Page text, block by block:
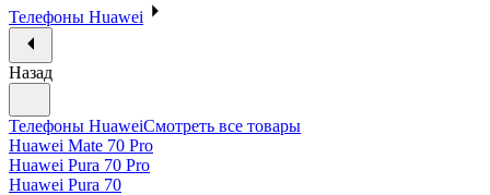
Телефоны Huawei
Назад
Телефоны HuaweiСмотреть все товары
Huawei Mate 70 Pro
Huawei Pura 70 Pro
Huawei Pura 70